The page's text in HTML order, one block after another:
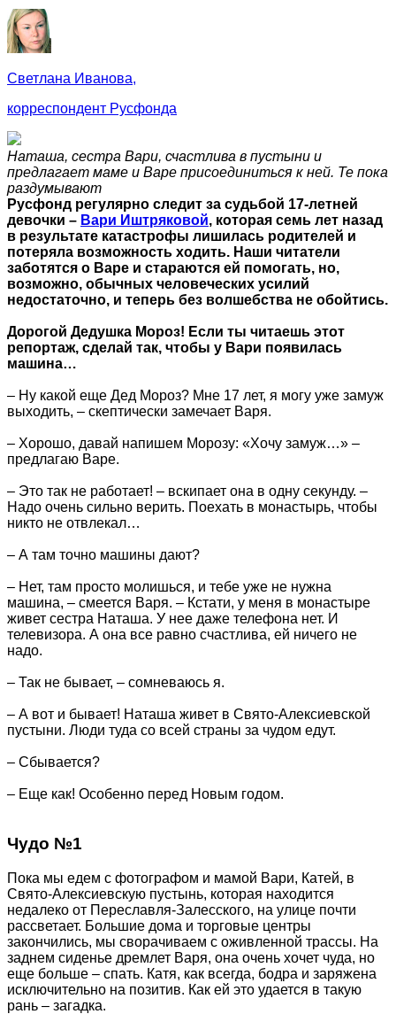
Светлана Иванова,
корреспондент Русфонда
Наташа, сестра Вари, счастлива в пустыни и
предлагает маме и Варе присоединиться к ней. Те пока
раздумывают
Русфонд регулярно следит за судьбой 17-летней
девочки – Вари Иштряковой, которая семь лет назад
в результате катастрофы лишилась родителей и
потеряла возможность ходить. Наши читатели
заботятся о Варе и стараются ей помогать, но,
возможно, обычных человеческих усилий
недостаточно, и теперь без волшебства не обойтись.
Дорогой Дедушка Мороз! Если ты читаешь этот
репортаж, сделай так, чтобы у Вари появилась
машина…
– Ну какой еще Дед Мороз? Мне 17 лет, я могу уже замуж
выходить, – скептически замечает Варя.
– Хорошо, давай напишем Морозу: «Хочу замуж…» –
предлагаю Варе.
– Это так не работает! – вскипает она в одну секунду. –
Надо очень сильно верить. Поехать в монастырь, чтобы
никто не отвлекал…
– А там точно машины дают?
– Нет, там просто молишься, и тебе уже не нужна
машина, – смеется Варя. – Кстати, у меня в монастыре
живет сестра Наташа. У нее даже телефона нет. И
телевизора. А она все равно счастлива, ей ничего не
надо.
– Так не бывает, – сомневаюсь я.
– А вот и бывает! Наташа живет в Свято-Алексиевской
пустыни. Люди туда со всей страны за чудом едут.
– Сбывается?
– Еще как! Особенно перед Новым годом.
Чудо №1
Пока мы едем с фотографом и мамой Вари, Катей, в
Свято-Алексиевскую пустынь, которая находится
недалеко от Переславля-Залесского, на улице почти
рассветает. Большие дома и торговые центры
закончились, мы сворачиваем с оживленной трассы. На
заднем сиденье дремлет Варя, она очень хочет чуда, но
еще больше – спать. Катя, как всегда, бодра и заряжена
исключительно на позитив. Как ей это удается в такую
рань – загадка.